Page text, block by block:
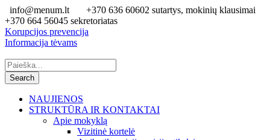
info@menum.lt
+370 636 60602 sutartys, mokinių klausimai
+370 664 56045 sekretoriatas
Korupcijos prevencija
Informacija tėvams
NAUJIENOS
STRUKTŪRA IR KONTAKTAI
Apie mokyklą
Vizitinė kortelė